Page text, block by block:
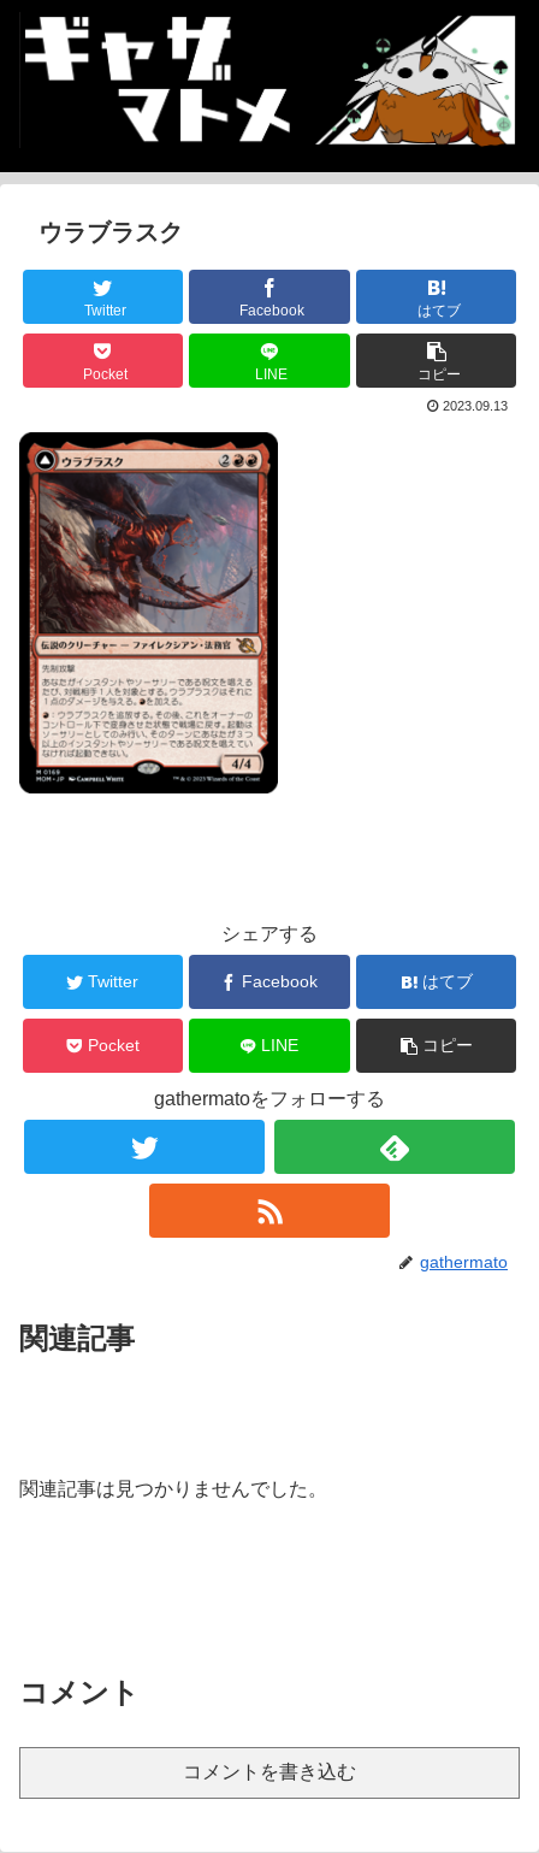
ウラブラスク
Twitter Facebook はてブ
Pocket LINE コピー
2023.09.13
シェアする
Twitter Facebook はてブ
Pocket LINE コピー
gathermatoをフォローする
gathermato
関連記事
関連記事は見つかりませんでした。
コメント
コメントを書き込む